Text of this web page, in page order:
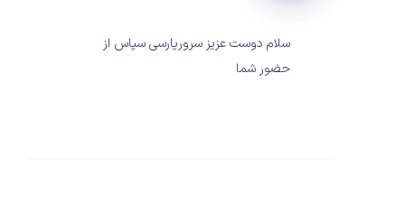
سلام دوست عزیز سرورپارسی سپاس از
حضور شما